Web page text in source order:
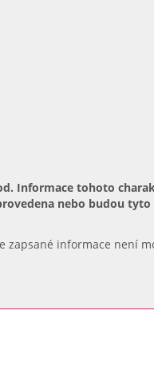
Informace tohoto
nebo budou tyto
informace není